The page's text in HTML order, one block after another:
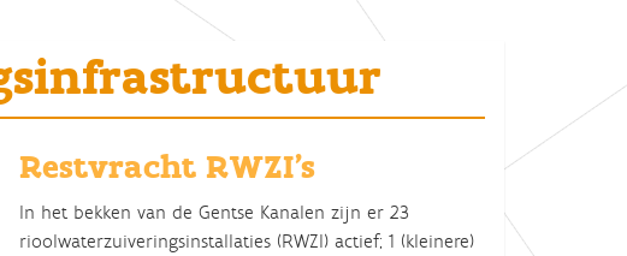
Restvracht RWZI’s
In het bekken van de Gentse Kanalen zijn er 23
rioolwaterzuiveringsinstallaties (RWZI) actief; 1 (kleinere)